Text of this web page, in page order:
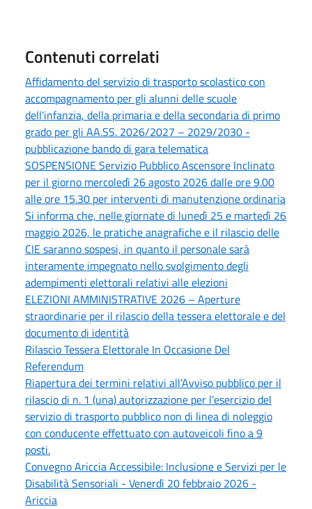
Contenuti correlati
Affidamento del servizio di trasporto scolastico con
accompagnamento per gli alunni delle scuole
dell'infanzia, della primaria e della secondaria di primo
grado per gli AA.SS. 2026/2027 – 2029/2030 -
pubblicazione bando di gara telematica
SOSPENSIONE Servizio Pubblico Ascensore Inclinato
per il giorno mercoledì 26 agosto 2026 dalle ore 9.00
alle ore 15.30 per interventi di manutenzione ordinaria
Si informa che, nelle giornate di lunedì 25 e martedì 26
maggio 2026, le pratiche anagrafiche e il rilascio delle
CIE saranno sospesi, in quanto il personale sarà
interamente impegnato nello svolgimento degli
adempimenti elettorali relativi alle elezioni
ELEZIONI AMMINISTRATIVE 2026 – Aperture
straordinarie per il rilascio della tessera elettorale e del
documento di identità
Rilascio Tessera Elettorale In Occasione Del
Referendum
Riapertura dei termini relativi all’Avviso pubblico per il
rilascio di n. 1 (una) autorizzazione per l’esercizio del
servizio di trasporto pubblico non di linea di noleggio
con conducente effettuato con autoveicoli fino a 9
posti.
Convegno Ariccia Accessibile: Inclusione e Servizi per le
Disabilità Sensoriali - Venerdì 20 febbraio 2026 -
Ariccia